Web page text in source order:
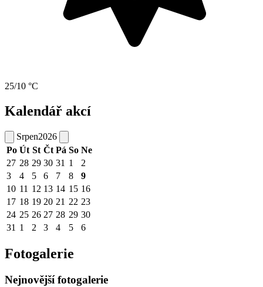
25/10 °C
Kalendář akcí
Srpen2026
Po Út St Čt Pá So Ne
27 28 29 30 31 1
2
3
4 5 6 7 8
9
10 11 12 13 14 15 16
17 18 19 20 21 22 23
24 25 26 27 28 29 30
31 1 2 3 4 5 6
Fotogalerie
Nejnovější fotogalerie